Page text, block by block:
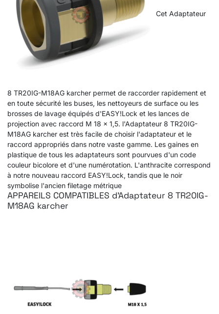
Cet Adaptateur
8 TR20IG-M18AG karcher permet de raccorder rapidement et
en toute sécurité les buses, les nettoyeurs de surface ou les
brosses de lavage équipés d'EASY!Lock et les lances de
projection avec raccord M 18 × 1,5. l'Adaptateur 8 TR20IG-
M18AG karcher est très facile de choisir l'adaptateur et le
raccord appropriés dans notre vaste gamme. Les gaines en
plastique de tous les adaptateurs sont pourvues d'un code
couleur bicolore et d'une numérotation. L'anthracite correspond
à notre nouveau raccord EASY!Lock, tandis que le noir
symbolise l'ancien filetage métrique
APPAREILS COMPATIBLES d'Adaptateur 8 TR20IG-
M18AG karcher